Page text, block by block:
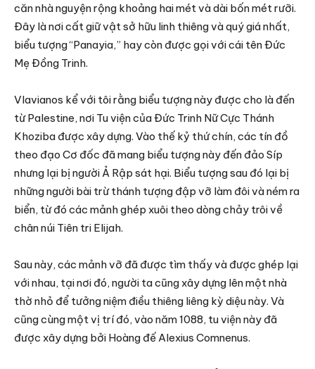
căn nhà nguyện rộng khoảng hai mét và dài bốn mét rưỡi.
Đây là nơi cất giữ vật sở hữu linh thiêng và quý giá nhất,
biểu tượng “Panayia,” hay còn được gọi với cái tên Đức
Mẹ Đồng Trinh.
Vlavianos kể với tôi rằng biểu tượng này được cho là đến
từ Palestine, nơi Tu viện của Đức Trinh Nữ Cực Thánh
Khoziba được xây dựng. Vào thế kỷ thứ chín, các tín đồ
theo đạo Cơ đốc đã mang biểu tượng này đến đảo Síp
nhưng lại bị người Ả Rập sát hại. Biểu tượng sau đó lại bị
những người bài trừ thánh tượng đập vỡ làm đôi và ném ra
biển, từ đó các mảnh ghép xuôi theo dòng chảy trôi về
chân núi Tiên tri Elijah.
Sau này, các mảnh vỡ đã được tìm thấy và được ghép lại
với nhau, tại nơi đó, người ta cũng xây dựng lên một nhà
thờ nhỏ để tưởng niệm điều thiêng liêng kỳ diệu này. Và
cũng cùng một vị trí đó, vào năm 1088, tu viện này đã
được xây dựng bởi Hoàng đế Alexius Comnenus.